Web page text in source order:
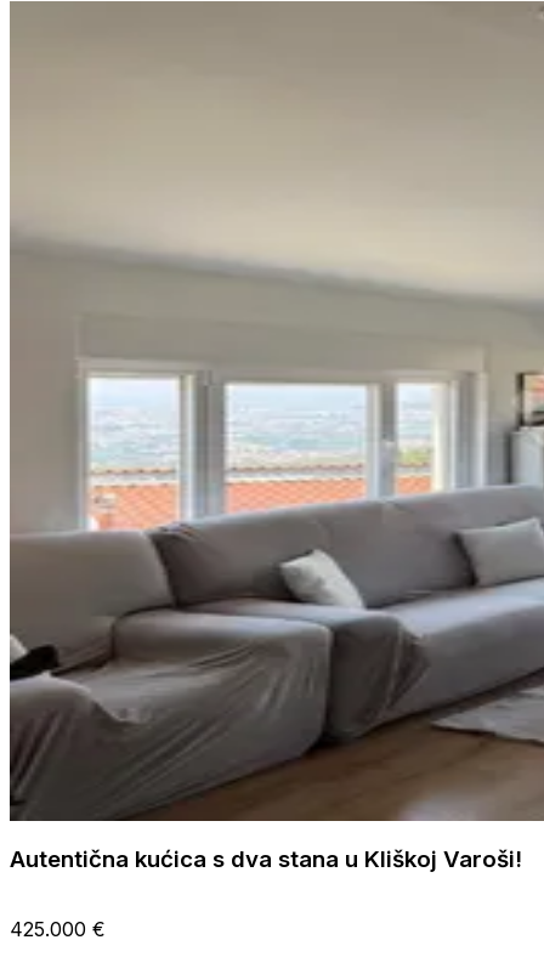
Autentična kućica s dva stana u Kliškoj Varoši!
425.000 €